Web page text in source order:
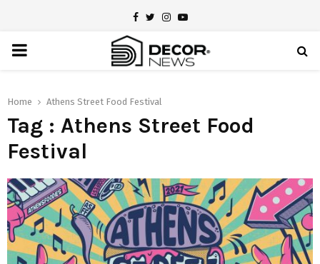
Facebook
TwitterInstagram
Youtube
PRIMARY
Home Athens Street Food Festival
Tag : Athens Street Food
Festival